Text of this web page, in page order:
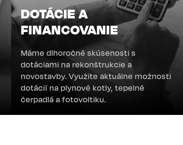
DOTÁCIE A
FINANCOVANIE
Máme dlhoročné skúsenosti s
dotáciami na rekonštrukcie a
novostavby. Využite aktuálne možnosti
dotácií na plynové kotly, tepelné
čerpadlá a fotovoltiku.